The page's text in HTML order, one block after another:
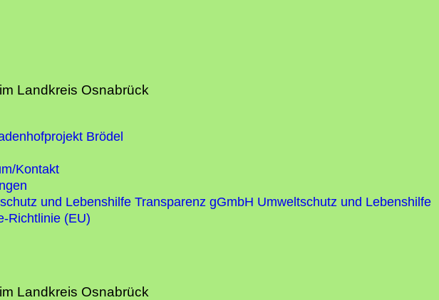
Landkreis Osnabrück
Brödel
Kontakt
und Lebenshilfe Transparenz gGmbH Umweltschutz und Lebenshilfe
Richtlinie (EU)
Landkreis Osnabrück